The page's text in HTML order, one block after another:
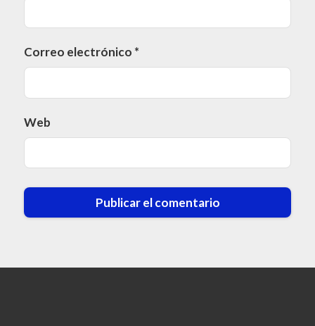
Correo electrónico *
Web